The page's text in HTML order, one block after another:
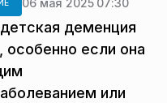
деменция
особенно если она
или